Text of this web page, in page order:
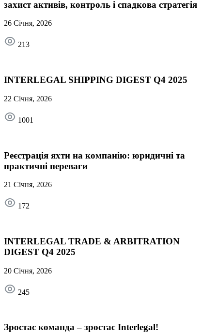
захист активів, контроль і спадкова стратегія
26 Січня, 2026
213
INTERLEGAL SHIPPING DIGEST Q4 2025
22 Січня, 2026
1001
Реєстрація яхти на компанію: юридичні та
практичні переваги
21 Січня, 2026
172
INTERLEGAL TRADE & ARBITRATION
DIGEST Q4 2025
20 Січня, 2026
245
Зростає команда – зростає Interlegal!